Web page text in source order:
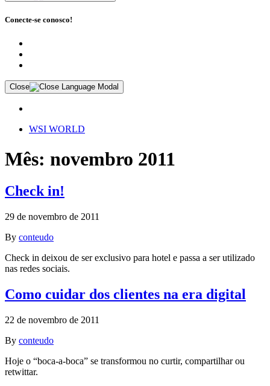
Conecte-se conosco!
Close
WSI WORLD
Mês: novembro 2011
Check in!
29 de novembro de 2011
By conteudo
Check in deixou de ser exclusivo para hotel e passa a ser utilizado
nas redes sociais.
Como cuidar dos clientes na era digital
22 de novembro de 2011
By conteudo
Hoje o “boca-a-boca” se transformou no curtir, compartilhar ou
retwittar.